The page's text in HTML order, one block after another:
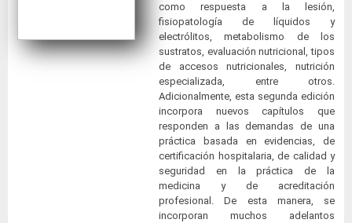
como respuesta a la lesión,
fisiopatología de líquidos y
electrólitos, metabolismo de los
sustratos, evaluación nutricional, tipos
de accesos nutricionales, nutrición
especializada, entre otros.
Adicionalmente, esta segunda edición
incorpora nuevos capítulos que
responden a las demandas de una
práctica basada en evidencias, de
certificación hospitalaria, de calidad y
seguridad en la práctica de la
medicina y de acreditación
profesional. De esta manera, se
incorporan muchos adelantos